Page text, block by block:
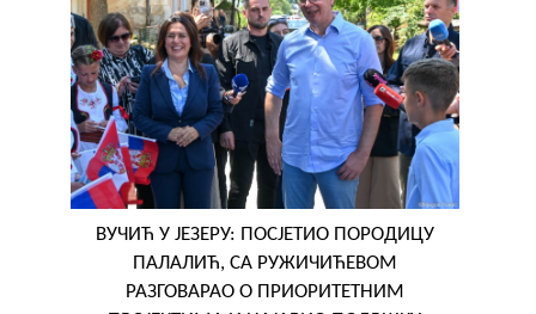
ВУЧИЋ У ЈЕЗЕРУ: ПОСЈЕТИО ПОРОДИЦУ
ПАЛАЛИЋ, СА РУЖИЧИЋЕВОМ
РАЗГОВАРАО О ПРИОРИТЕТНИМ